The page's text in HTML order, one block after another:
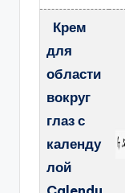
Крем
для
области
вокруг
глаз с
календу
лой